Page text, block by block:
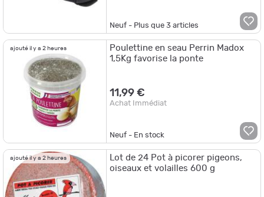
Neuf - Plus que3 articles
ajouté il y a 2 heures
Poulettine en seau Perrin Madox
1,5Kg favorise la ponte
11,99 €
Achat Immédiat
Neuf - En stock
ajouté il y a 2 heures
Lot de 24 Pot à picorer pigeons,
oiseaux et volailles 600 g